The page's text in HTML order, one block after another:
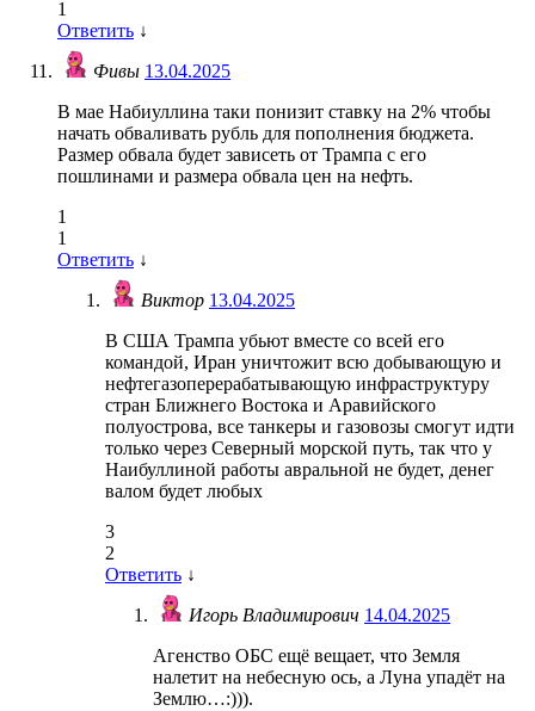
1
Ответить ↓
Фивы 13.04.2025
В мае Набиуллина таки понизит ставку на 2% чтобы
начать обваливать рубль для пополнения бюджета.
Размер обвала будет зависеть от Трампа с его
пошлинами и размера обвала цен на нефть.
1
1
Ответить ↓
Виктор 13.04.2025
В США Трампа убьют вместе со всей его
командой, Иран уничтожит всю добывающую и
нефтегазоперерабатывающую инфраструктуру
стран Ближнего Востока и Аравийского
полуострова, все танкеры и газовозы смогут идти
только через Северный морской путь, так что у
Наибуллиной работы авральной не будет, денег
валом будет любых
3
2
Ответить ↓
Игорь Владимирович 14.04.2025
Агенство ОБС ещё вещает, что Земля
налетит на небесную ось, а Луна упадёт на
Землю…:))).